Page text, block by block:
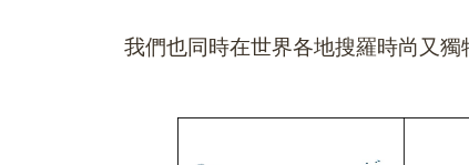
我們也同時在世界各地搜羅時尚又